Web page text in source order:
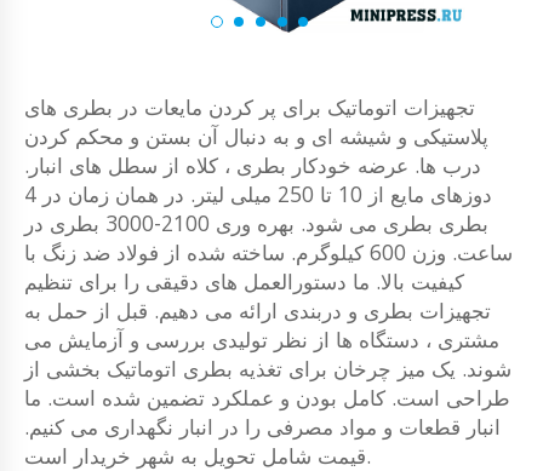
تجهیزات اتوماتیک برای پر کردن مایعات در بطری های
پلاستیکی و شیشه ای و به دنبال آن بستن و محکم کردن
درب ها. عرضه خودکار بطری ، کلاه از سطل های انبار.
دوزهای مایع از 10 تا 250 میلی لیتر. در همان زمان در 4
بطری بطری می شود. بهره وری 2100-3000 بطری در
ساعت. وزن 600 کیلوگرم. ساخته شده از فولاد ضد زنگ با
کیفیت بالا. ما دستورالعمل های دقیقی را برای تنظیم
تجهیزات بطری و دربندی ارائه می دهیم. قبل از حمل به
مشتری ، دستگاه ها از نظر تولیدی بررسی و آزمایش می
شوند. یک میز چرخان برای تغذیه بطری اتوماتیک بخشی از
طراحی است. کامل بودن و عملکرد تضمین شده است. ما
انبار قطعات و مواد مصرفی را در انبار نگهداری می کنیم.
قیمت شامل تحویل به شهر خریدار است.